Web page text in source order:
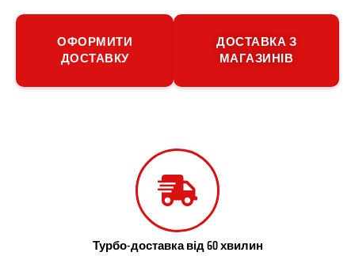
ОФОРМИТИ
ДОСТАВКУ
ДОСТАВКА З
МАГАЗИНІВ
Турбо-доставка від 60 хвилин
Ромни
Самбір